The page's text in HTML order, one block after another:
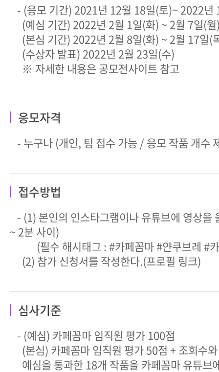
- (응모 기간) 2021년 12월 18일(토)~ 2022년
(예심 기간) 2022년 2월 1일(화) ~ 2월 7일(
(본심 기간) 2022년 2월 8일(화) ~ 2월 17일(
(수상자 발표) 2022년 2월 23일(수)
※ 자세한 내용은 공모전사이트 참고
응모자격
- 누구나 (개인, 팀 접수 가능 / 응모 작품 개수
접수방법
- (1) 본인의 인스타그램이나 유튜브에 영상을
~ 2분 사이)
(필수 해시태그 : #카페꼼마 #얀쿠브레 #카
(2) 참가 신청서를 작성한다.(프로필 링크)
심사기준
- (예심) 카페꼼마 임직원 평가 100점
(본심) 카페꼼마 임직원 평가 50점 + 조회수
예심을 통과한 18개 작품을 카페꼼마 유튜브